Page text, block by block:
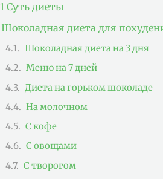
1 Суть диеты
Шоколадная диета для
Шоколадная диета на 3 дня
Меню на 7 дней
Диета на горьком шоколаде
На молочном
С кофе
С овощами
С творогом